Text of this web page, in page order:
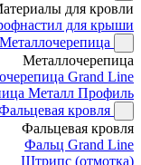
для кровли
для крыши
Металлочерепица
Металлочерепица
Grand Line
Металл Профиль
кровля
Фальцевая кровля
Фальц Grand Line
Штрипс (отмотка)